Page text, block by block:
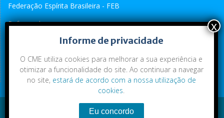
Federação Espírita Brasileira - FEB
Reformador
Conselho Espírita Internacional - CEI
Conteúdo exclusivo da CME. Todos os direitos reservados.
Informe de privacidade
O CME utiliza cookies para melhorar a sua experiência e
otimizar a funcionalidade do site. Ao continuar a navegar
no site, estará de acordo com a nossa utilização de
cookies.